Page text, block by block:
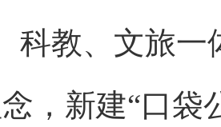
科教、文旅一
，新建“口袋